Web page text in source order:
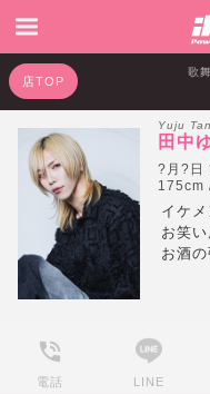
歌
店TOP
Yuju
田中
?月?日
175cm
イケ
お笑い
お酒の
電話 LINE